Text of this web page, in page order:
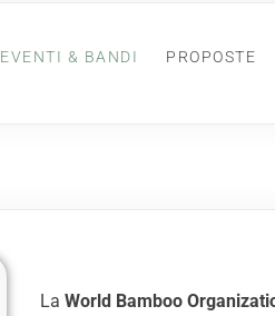
EVENTI & BANDI PROPOSTE
La World Bamboo